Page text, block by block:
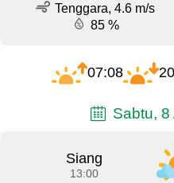
Tenggara, 4.6 m/s
85 %
07:08
Sabtu,
Siang
13:00